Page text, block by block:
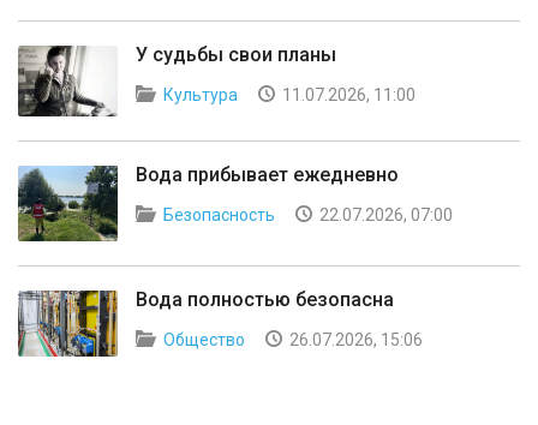
У судьбы свои планы
Культура 11.07.2026, 11:00
Вода прибывает ежедневно
Безопасность 22.07.2026, 07:00
Вода полностью безопасна
Общество 26.07.2026, 15:06